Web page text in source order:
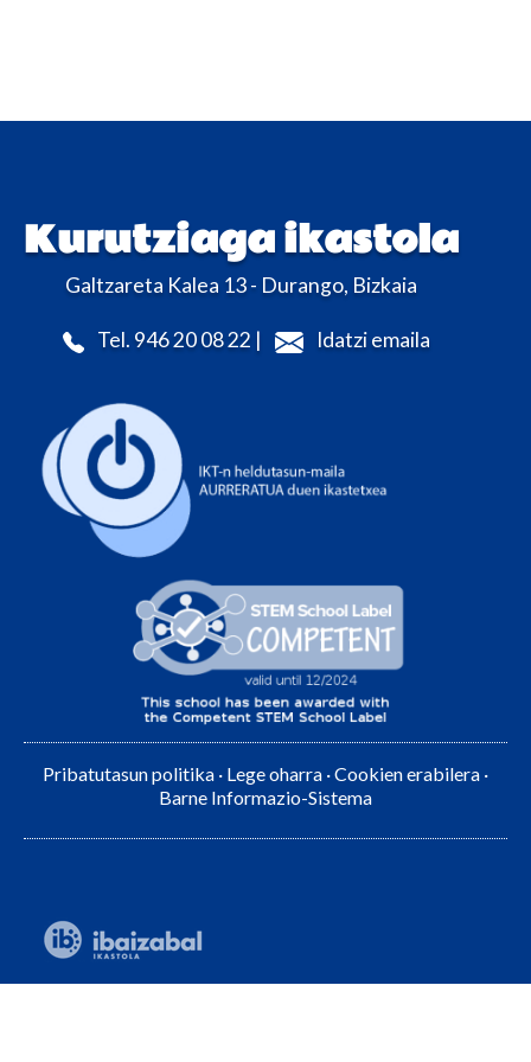
Kurutziaga ikastola
Galtzareta Kalea 13 - Durango, Bizkaia
Tel. 946 20 08 22 | Idatzi emaila
Pribatutasun politika · Lege oharra ·Cookien erabilera ·
Barne Informazio-Sistema